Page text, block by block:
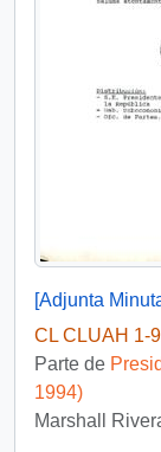
[Adjunta
CL CLUAH 1-
Parte de
1994)
Marshall